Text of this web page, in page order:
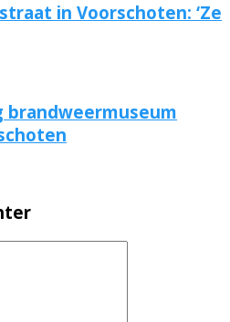
in Voorschoten: ‘Ze
brandweermuseum